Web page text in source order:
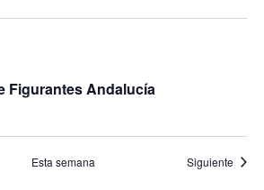
Figurantes Andalucía
Esta semana Siguiente